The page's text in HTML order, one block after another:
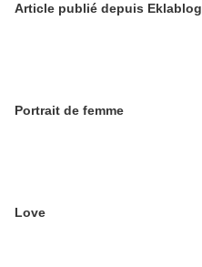
Article publié depuis Eklablog
Portrait de femme
Love